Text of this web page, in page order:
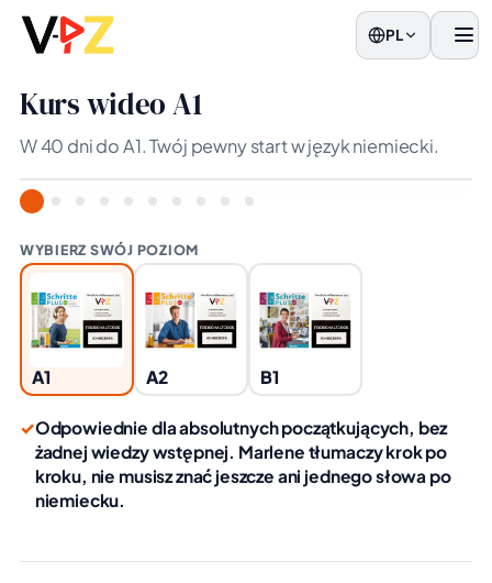
PL
Kurs wideo A1
W 40 dni do A1. Twój pewny start w język niemiecki.
WYBIERZ SWÓJ POZIOM
A1 A2 B1
✓Odpowiednie dla absolutnych początkujących, bez
żadnej wiedzy wstępnej. Marlene tłumaczy krok po
kroku, nie musisz znać jeszcze ani jednego słowa po
niemiecku.